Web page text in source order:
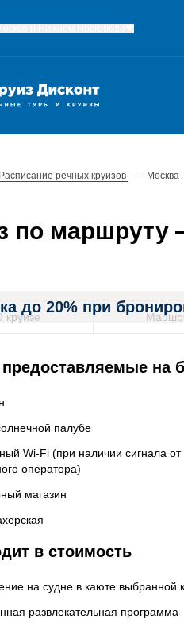
Расписание речных круизов — Москва
по маршруту
до 20% при
круизе
предоставляемые на
палубе
Wi-Fi (при наличии сигнала от
оператора)
магазин
в стоимость
на судне в каюте выбранной
развлекательная программа